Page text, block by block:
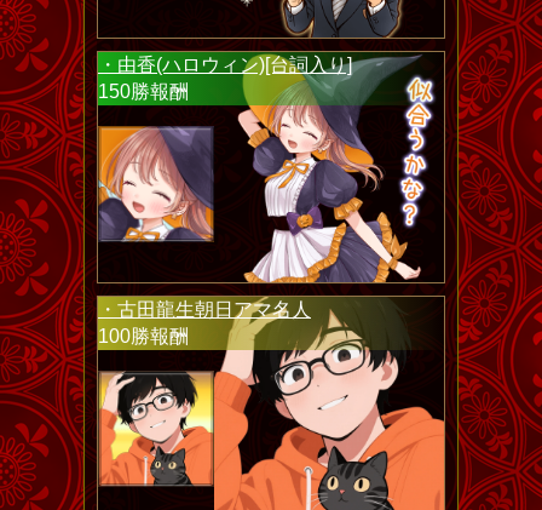
・由香(ハロウィン)[台詞入り]
150勝報酬
・古田龍生朝日アマ名人
100勝報酬